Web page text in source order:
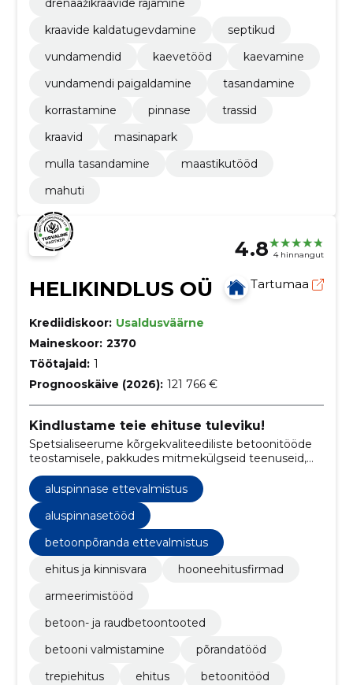
kraavide kaldatugevdamine
septikud
vundamendid
kaevetööd
kaevamine
vundamendi paigaldamine
tasandamine
korrastamine
pinnase
trassid
kraavid
masinapark
mulla tasandamine
maastikutööd
mahuti
4.8 4 hinnangut
HELIKINDLUS OÜ Tartumaa
Krediidiskoor: Usaldusväärne
Maineskoor: 2370
Töötajaid: 1
Prognooskäive (2026): 121 766 €
Kindlustame teie ehituse tuleviku!
Spetsialiseerume kõrgekvaliteediliste betoonitööde
teostamisele, pakkudes mitmekülgseid teenuseid,
sealhulgas betoonpõrandate ehitust, vundamentide
rajamist, betoontreppide paigaldust ning pinnase- ja
kaevetöid.
aluspinnase ettevalmistus
aluspinnasetööd
betoonpõranda ettevalmistus
ehitus ja kinnisvara
hooneehitusfirmad
armeerimistööd
betoon- ja raudbetoontooted
betooni valmistamine
põrandatööd
trepiehitus
ehitus
betoonitööd